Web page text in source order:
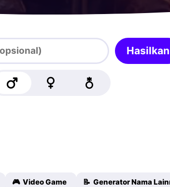
Hasilkan
🎮 Video Game 📝 Generator Nama